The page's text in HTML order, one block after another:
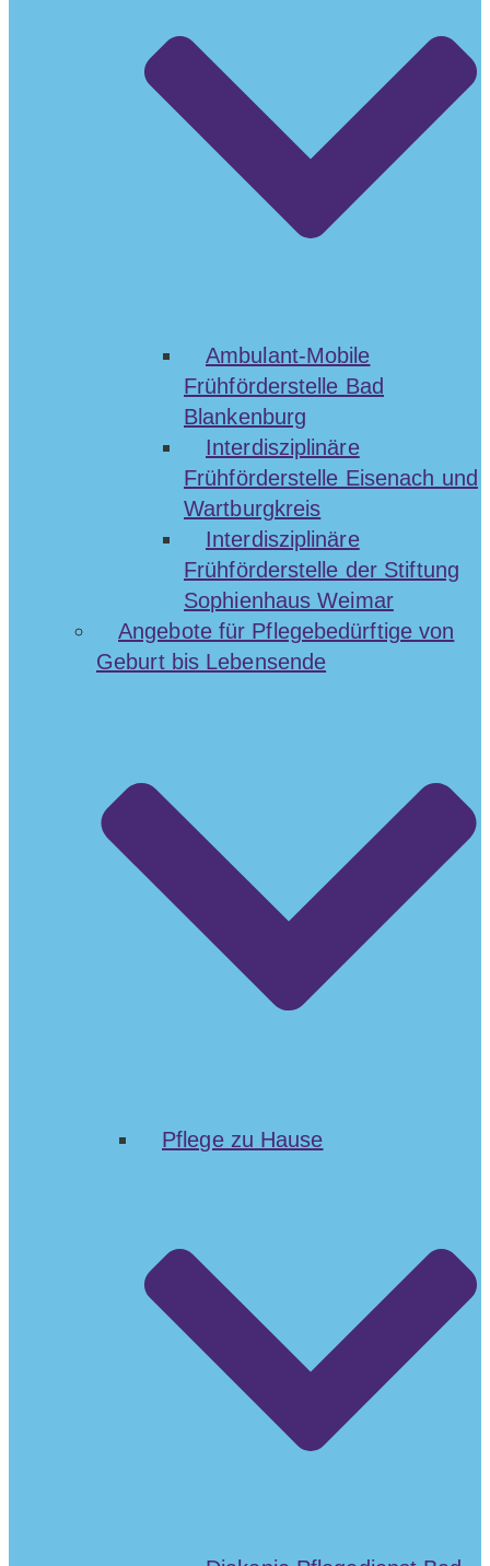
Ambulant-Mobile
Frühförderstelle Bad
Blankenburg
Interdisziplinäre
Frühförderstelle Eisenach und
Wartburgkreis
Interdisziplinäre
Frühförderstelle der Stiftung
Sophienhaus Weimar
Angebote für Pflegebedürftige von
Geburt bis Lebensende
Pflege zu Hause